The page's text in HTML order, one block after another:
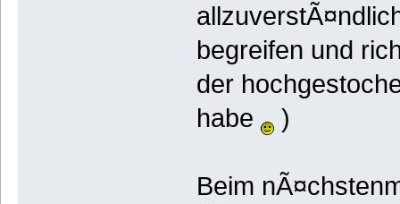
begreifen und
der
habe
)
Beim